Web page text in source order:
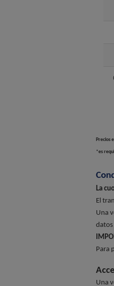
Precios
*es
La
El
Una
datos
Para
Una